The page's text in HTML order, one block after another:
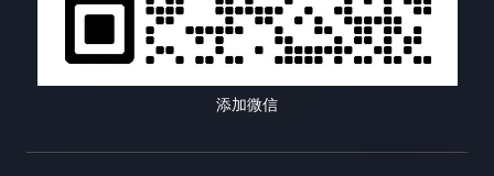
工具可以简化链接建设流程，并提高你的效率，让你
事半功倍，更快地获得结果。 四、Buzzsumo：内容
媒体专家，可以帮助你找到热门话题、影响力人物以
它可以帮助你了解哪些内容在你的行业中表现最佳，
分析 提升网站内容质量，优化用户体验 这个表格列
举了一些常用的搜索引擎优化工具类型及其功能和适
语种搜索引擎优化。不同的工具有不同的优缺点，你
小语种搜索引擎优化之旅：从今天开始，走向世界 小
内容创作 内容为王，优质的内容是吸引用户的基石。
确保内容的原创性、专业性、实用性、趣味性、可读
化和低质量。可以邀请行业专家、KOL、用户等参与
容推广 将创作好的内容通过多种渠道进行推广，例如
添加微信